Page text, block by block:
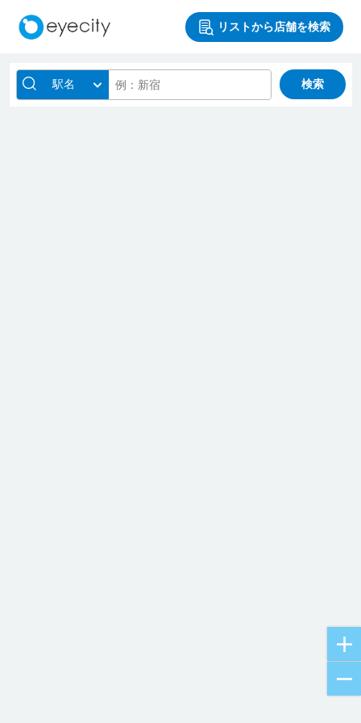
リストから店舗を検索
駅名 検索